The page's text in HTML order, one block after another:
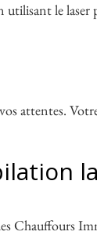
utilisant le
attentes.